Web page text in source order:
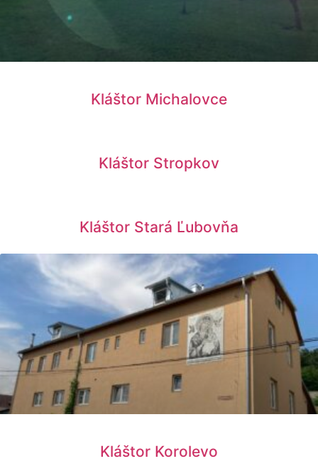
Kláštor Michalovce
Kláštor Stropkov
Kláštor Stará Ľubovňa
Kláštor Korolevo